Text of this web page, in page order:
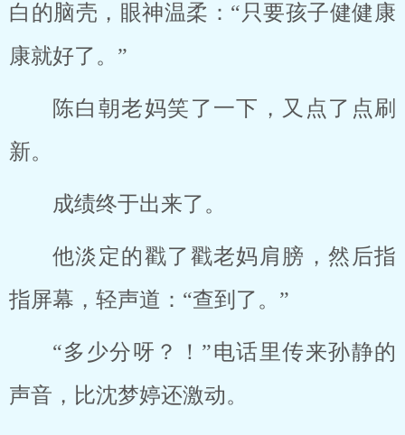
白的脑壳，眼神温柔：“只要孩子健健康
康就好了。”
陈白朝老妈笑了一下，又点了点刷
新。
成绩终于出来了。
他淡定的戳了戳老妈肩膀，然后指
指屏幕，轻声道：“查到了。”
“多少分呀？！”电话里传来孙静的
声音，比沈梦婷还激动。